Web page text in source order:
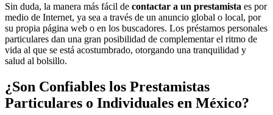
Sin duda, la manera más fácil de contactar a un prestamista es por
medio de Internet, ya sea a través de un anuncio global o local, por
su propia página web o en los buscadores. Los préstamos personales
particulares dan una gran posibilidad de complementar el ritmo de
vida al que se está acostumbrado, otorgando una tranquilidad y
salud al bolsillo.
¿Son Confiables los Prestamistas
Particulares o Individuales en México?